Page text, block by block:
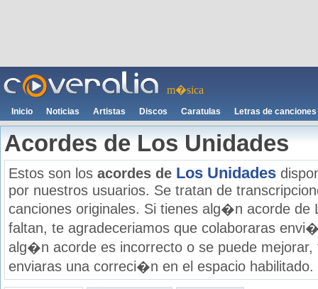
m�sica
Inicio Noticias Artistas Discos Caratulas Letras de canciones
Acordes de Los Unidades
Estos son los acordes de Los Unidades
por nuestros usuarios. Se tratan de
canciones originales. Si tienes alg�n acorde de
faltan, te agradeceriamos que colaboraras
alg�n acorde es incorrecto o se puede
enviaras una correci�n en el espacio habilitado.